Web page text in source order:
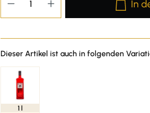
In
Dieser Artikel ist auch in folgenden
1 l